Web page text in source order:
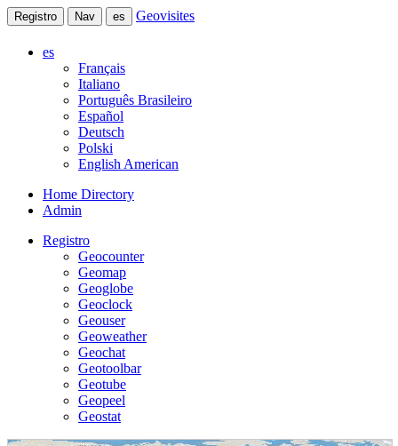
Registro Nav es Geovisites
es
Français
Italiano
Português Brasileiro
Español
Deutsch
Polski
English American
Home Directory
Admin
Registro
Geocounter
Geomap
Geoglobe
Geoclock
Geouser
Geoweather
Geochat
Geotoolbar
Geotube
Geopeel
Geostat